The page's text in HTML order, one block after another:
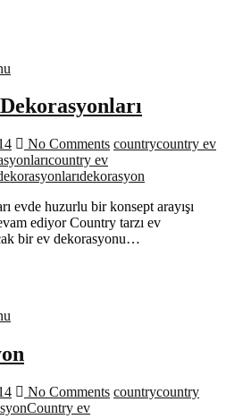
No Comments countrycountry ev
country ev
dekorasyon
evde huzurlu bir konsept arayışı
ediyor Country tarzı ev
bir ev dekorasyonu…
No Comments countrycountry
Country ev